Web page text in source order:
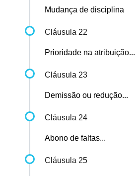
Mudança de disciplina
Cláusula 22
Prioridade na atribuição...
Cláusula 23
Demissão ou redução...
Cláusula 24
Abono de faltas...
Cláusula 25